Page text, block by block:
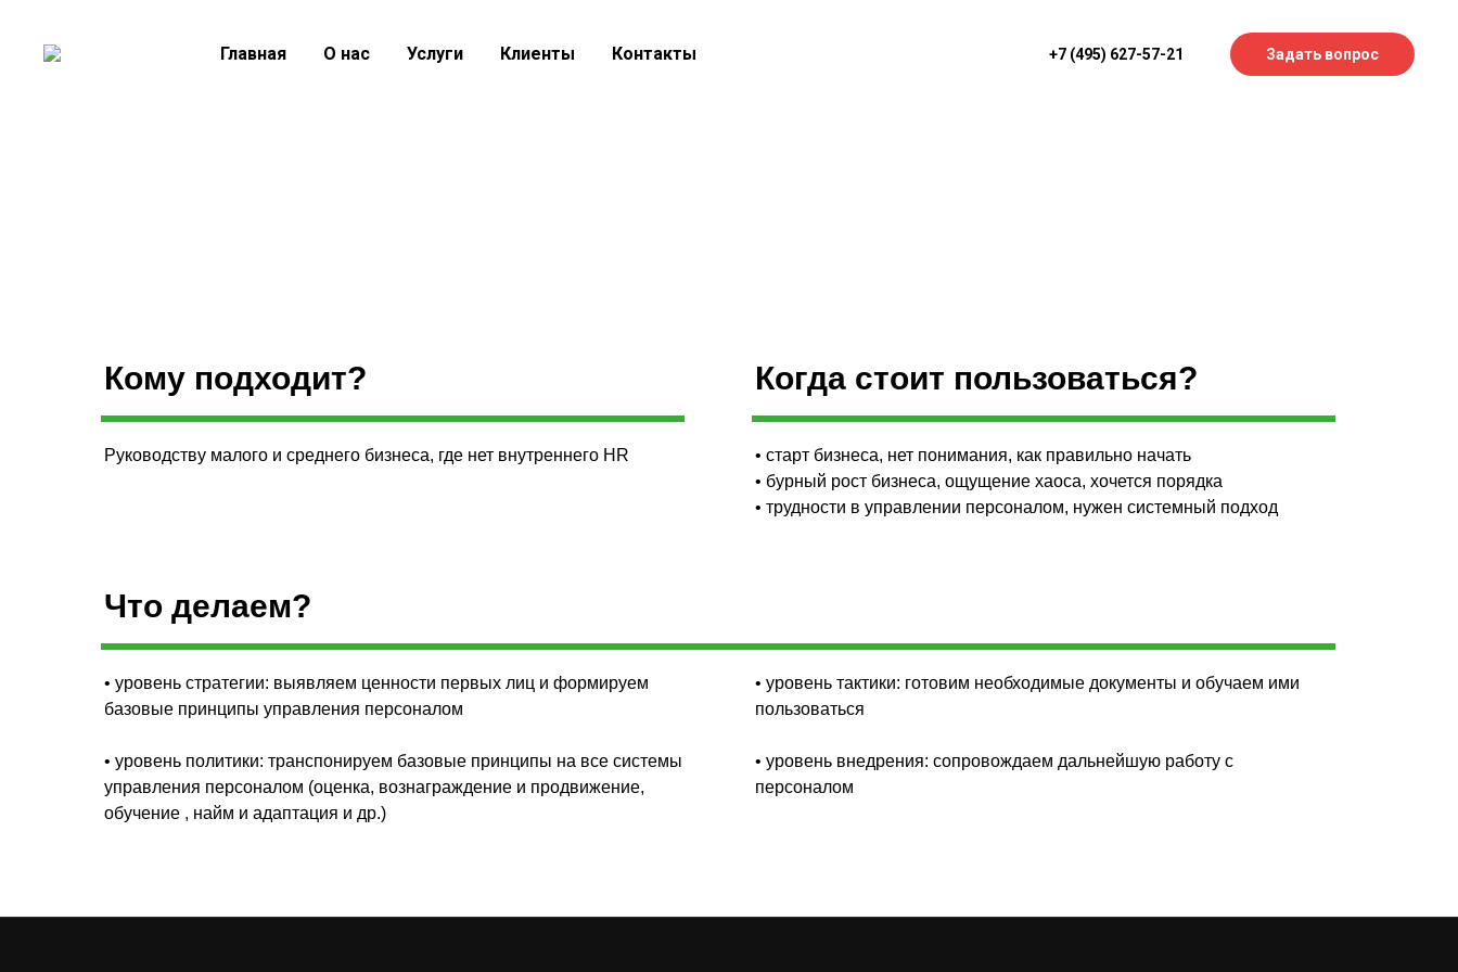
Главная О нас Услуги Клиенты Контакты +7 (495) 627-57-21 Задать вопрос
Руководству малого и среднего бизнеса, где нет внутреннего HR
Кому подходит?
• старт бизнеса, нет понимания, как правильно начать
• бурный рост бизнеса, ощущение хаоса, хочется порядка
• трудности в управлении персоналом, нужен системный подход
Когда стоит пользоваться?
• уровень стратегии: выявляем ценности первых лиц и формируем
базовые принципы управления персоналом
• уровень политики: транспонируем базовые принципы на все системы
управления персоналом (оценка, вознаграждение и продвижение,
обучение , найм и адаптация и др.)
Что делаем?
• уровень тактики: готовим необходимые документы и обучаем ими
пользоваться
• уровень внедрения: сопровождаем дальнейшую работу с
персоналом